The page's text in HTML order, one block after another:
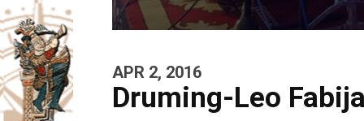
APR 2, 2016
Druming-Leo